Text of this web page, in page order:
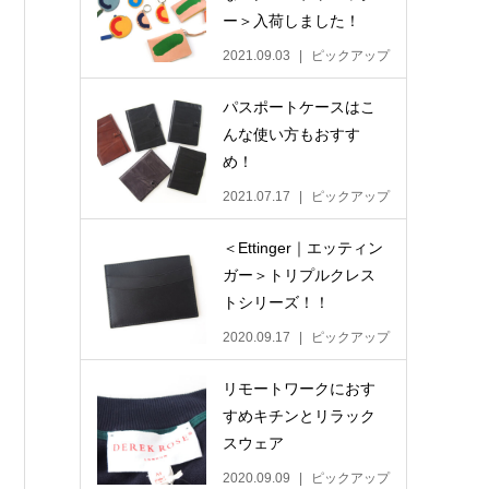
ー＞入荷しました！
2021.09.03 ピックアップ
パスポートケースはこ
んな使い方もおすす
め！
2021.07.17 ピックアップ
＜Ettinger｜エッティン
ガー＞トリプルクレス
トシリーズ！！
2020.09.17 ピックアップ
リモートワークにおす
すめキチンとリラック
スウェア
2020.09.09 ピックアップ